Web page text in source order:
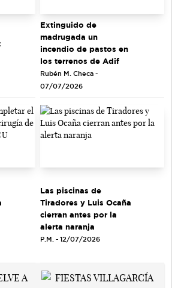
Extinguido de
madrugada un
incendio de pastos en
los terrenos de Adif
Rubén M. Checa -
07/07/2026
Las piscinas de
Tiradores y Luis Ocaña
cierran antes por la
alerta naranja
P.M. - 12/07/2026